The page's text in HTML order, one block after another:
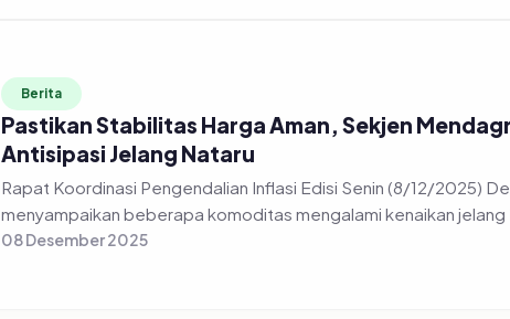
Berita
Pastikan Stabilitas Harga Aman, Sekjen
Antisipasi Jelang Nataru
Rapat Koordinasi Pengendalian Inflasi Edisi Senin (8/12/2025)
menyampaikan beberapa komoditas mengalami kenaikan jelang
08 Desember 2025